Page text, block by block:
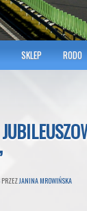
SKLEP RODO
PRZEZJANINA MROWIŃSKA